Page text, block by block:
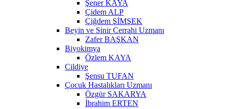
Şener KAYA
Çidem ALP
Çiğdem ŞİMŞEK
Beyin ve Sinir Cerrahi Uzmanı
Zafer BAŞKAN
Biyokimya
Özlem KAYA
Cildiye
Şensu TUFAN
Çocuk Hastalıkları Uzmanı
Özgür SAKARYA
İbrahim ERTEN